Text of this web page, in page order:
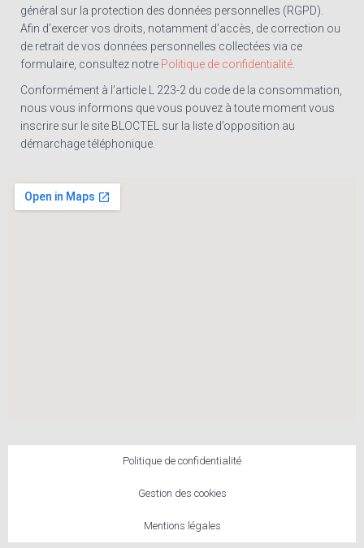
général sur la protection des données personnelles (RGPD).
Afin d’exercer vos droits, notamment d’accès, de correction ou
de retrait de vos données personnelles collectées via ce
formulaire, consultez notre Politique de confidentialité
Conformément à l’article L 223-2 du code de la consommation,
nous vous informons que vous pouvez à toute moment vous
inscrire sur le site BLOCTEL sur la liste d’opposition au
démarchage téléphonique.
Politique de confidentialité
Gestion des cookies
Mentions légales